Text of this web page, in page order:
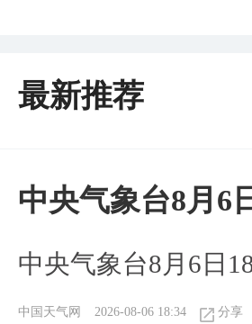
最新推荐
中央气象台8月6
中央气象台8月6日
中国天气网 2026-08-06 18:34 分享